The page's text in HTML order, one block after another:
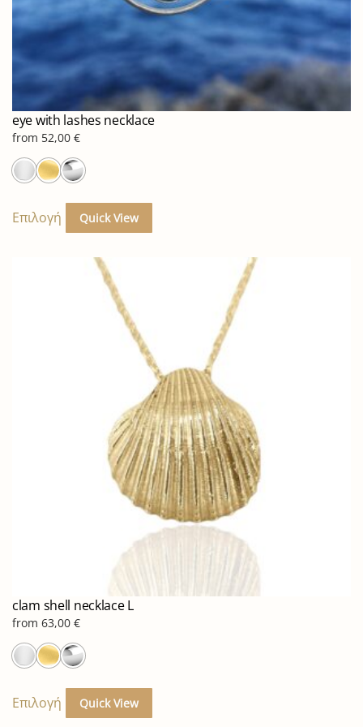
eye with lashes necklace
from 52,00 €
Επιλογή Quick View
προϊόν
μπορούν
να
επιλεγούν
στη
σελίδα
του
προϊόντος
clam shell necklace L
from 63,00 €
Επιλογή Quick View
προϊόν